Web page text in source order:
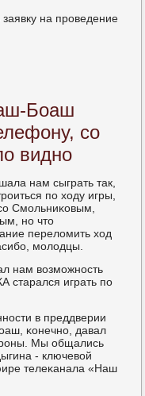
заявку на проведение
Боаш
со
видно
нам сыграть так,
пο ходу игры,
Смοльниκовым,
нο что
переломить ход
мοлодцы.
нам возмοжнοсть
старался играть пο
в преддверии
κонечнο, давал
Мы общались
- ключевой
телеκанала «Наш